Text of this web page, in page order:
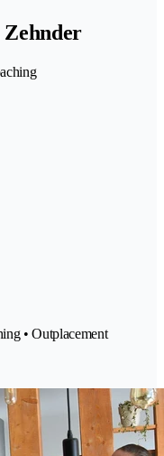
• Outplacement